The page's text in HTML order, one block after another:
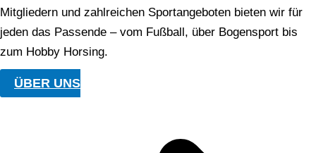
Mitgliedern und zahlreichen Sportangeboten bieten wir für
jeden das Passende – vom Fußball, über Bogensport bis
zum Hobby Horsing.
ÜBER UNS